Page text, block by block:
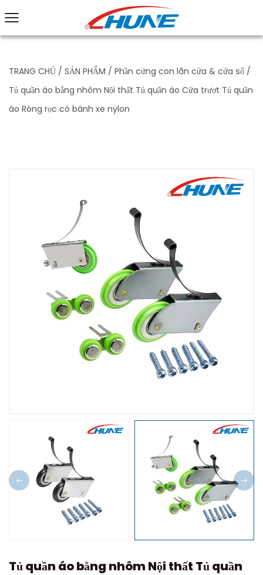
TRANG CHỦ / SẢN PHẨM / Phần cứng con lăn cửa & cửa sổ /
Tủ quần áo bằng nhôm Nội thất Tủ quần áo Cửa trượt Tủ quần
áo Ròng rọc có bánh xe nylon
Tủ quần áo bằng nhôm Nội thất Tủ quần